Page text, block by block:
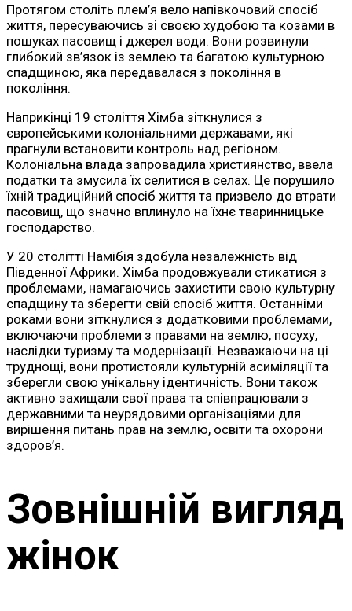
Протягом століть плем’я вело напівкочовий спосіб
життя, пересуваючись зі своєю худобою та козами в
пошуках пасовищ і джерел води. Вони розвинули
глибокий зв’язок із землею та багатою культурною
спадщиною, яка передавалася з покоління в
покоління.
Наприкінці 19 століття Хімба зіткнулися з
європейськими колоніальними державами, які
прагнули встановити контроль над регіоном.
Колоніальна влада запровадила християнство, ввела
податки та змусила їх селитися в селах. Це порушило
їхній традиційний спосіб життя та призвело до втрати
пасовищ, що значно вплинуло на їхнє тваринницьке
господарство.
У 20 столітті Намібія здобула незалежність від
Південної Африки. Хімба продовжували стикатися з
проблемами, намагаючись захистити свою культурну
спадщину та зберегти свій спосіб життя. Останніми
роками вони зіткнулися з додатковими проблемами,
включаючи проблеми з правами на землю, посуху,
наслідки туризму та модернізації. Незважаючи на ці
труднощі, вони протистояли культурній асиміляції та
зберегли свою унікальну ідентичність. Вони також
активно захищали свої права та співпрацювали з
державними та неурядовими організаціями для
вирішення питань прав на землю, освіти та охорони
здоров’я.
Зовнішній вигляд
жінок